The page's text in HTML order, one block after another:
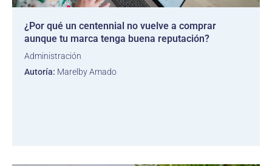
¿Por qué un centennial no vuelve a comprar
aunque tu marca tenga buena reputación?
Administración
Autoría: Marelby Amado